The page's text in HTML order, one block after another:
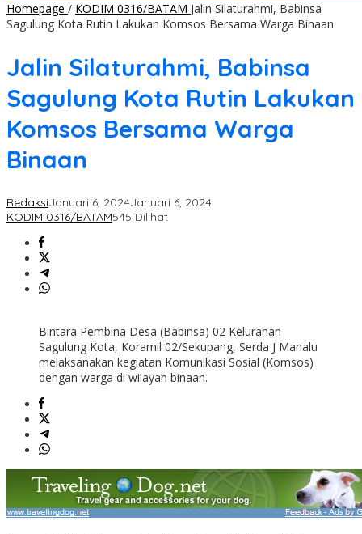
Homepage / KODIM 0316/BATAM Jalin Silaturahmi, Babinsa
Sagulung Kota Rutin Lakukan Komsos Bersama Warga Binaan
Jalin Silaturahmi, Babinsa
Sagulung Kota Rutin Lakukan
Komsos Bersama Warga
Binaan
RedaksiJanuari 6, 2024Januari 6, 2024
KODIM 0316/BATAM545 Dilihat
Bintara Pembina Desa (Babinsa) 02 Kelurahan
Sagulung Kota, Koramil 02/Sekupang, Serda J Manalu
melaksanakan kegiatan Komunikasi Sosial (Komsos)
dengan warga di wilayah binaan.